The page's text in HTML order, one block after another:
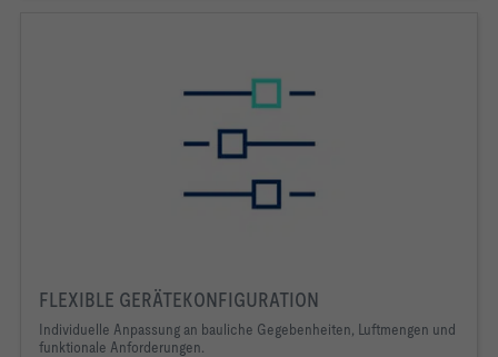
FLEXIBLE GERÄTEKONFIGURATION
Individuelle Anpassung an bauliche Gegebenheiten, Luftmengen und
funktionale Anforderungen.